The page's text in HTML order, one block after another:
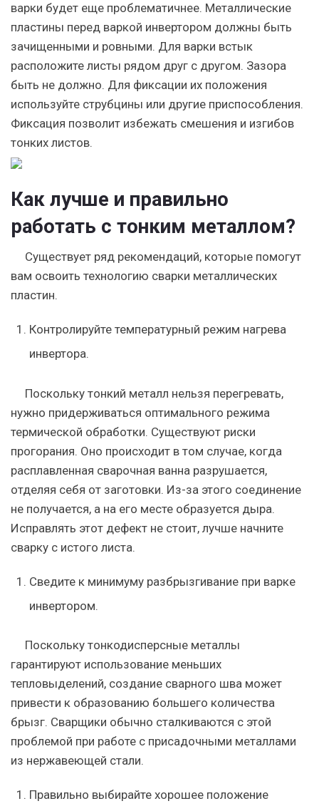
варки будет еще проблематичнее. Металлические
пластины перед варкой инвертором должны быть
зачищенными и ровными. Для варки встык
расположите листы рядом друг с другом. Зазора
быть не должно. Для фиксации их положения
используйте струбцины или другие приспособления.
Фиксация позволит избежать смешения и изгибов
тонких листов.
Как лучше и правильно
работать с тонким металлом?
Существует ряд рекомендаций, которые помогут
вам освоить технологию сварки металлических
пластин.
Контролируйте температурный режим нагрева
инвертора.
Поскольку тонкий металл нельзя перегревать,
нужно придерживаться оптимального режима
термической обработки. Существуют риски
прогорания. Оно происходит в том случае, когда
расплавленная сварочная ванна разрушается,
отделяя себя от заготовки. Из-за этого соединение
не получается, а на его месте образуется дыра.
Исправлять этот дефект не стоит, лучше начните
сварку с истого листа.
Сведите к минимуму разбрызгивание при варке
инвертором.
Поскольку тонкодисперсные металлы
гарантируют использование меньших
тепловыделений, создание сварного шва может
привести к образованию большего количества
брызг. Сварщики обычно сталкиваются с этой
проблемой при работе с присадочными металлами
из нержавеющей стали.
Правильно выбирайте хорошее положение